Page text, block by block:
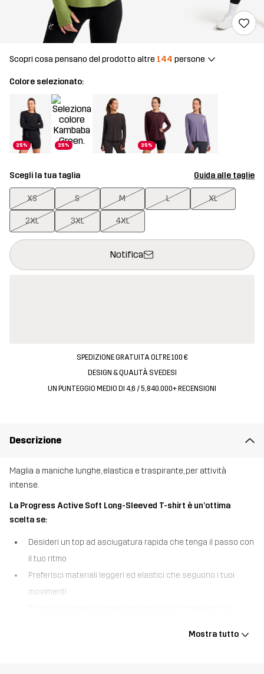
Scopri cosa pensano del prodotto altre 144 persone
Colore selezionato:
25% 25% 25%
Scegli la tua taglia Guida alle taglie
XS S M L XL
2XL 3XL 4XL
Notifica
Questo tasto aprirà una finestra modale per confermare un
{{size}} non disponibile
SPEDIZIONE GRATUITA OLTRE 100 €
DESIGN & QUALITÀ SVEDESI
UN PUNTEGGIO MEDIO DI 4,6 / 5, 840.000+ RECENSIONI
Descrizione
Maglia a maniche lunghe, elastica e traspirante, per attività
intense.
La Progress Active Soft Long-Sleeved T-shirt è un’ottima
scelta se:
Desideri un top ad asciugatura rapida che tenga il passo con
il tuo ritmo
Preferisci materiali leggeri ed elastici che seguono i tuoi
movimenti
Mostra tutto